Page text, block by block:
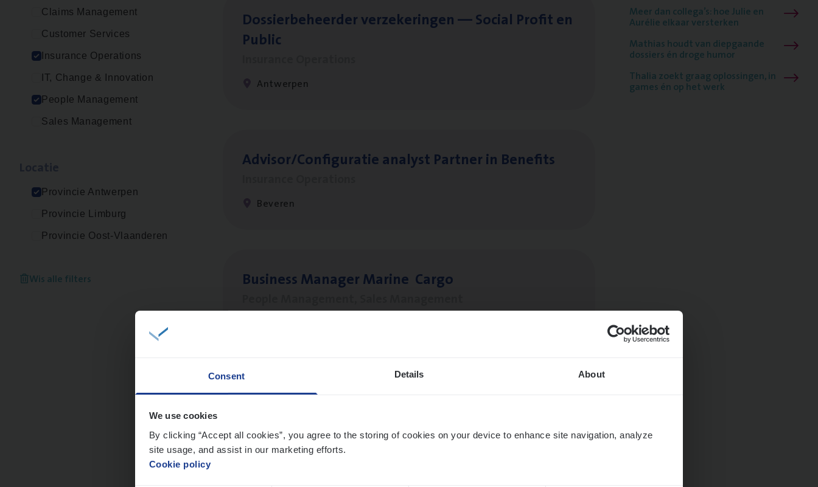
Consent Details About
We use cookies
By clicking “Accept all cookies”, you agree to the storing of cookies on your device to enhance site navigation, analyze
site usage, and assist in our marketing efforts.
Cookie policy
Claims Management
Customer Services
Insurance Operations
IT, Change & Innovation
People Management
Sales Management
Provincie Antwerpen
Provincie Limburg
Provincie Oost-Vlaanderen
Wis alle filters
Dos­sier­be­heer­der ver­ze­ke­rin­gen — Soci­al Pro­fit en
Public
Antwerpen
Advisor/​Configuratie ana­lyst Part­ner in Benefits
Beveren
Busi­ness Mana­ger Mari­ne Cargo
Client Exe­cu­ti­ve Marine
Antwerpen
Meer dan collega’s: hoe Julie en
Aurélie elkaar versterken
Mathias houdt van diepgaande
dossiers én droge humor
Thalia zoekt graag oplossingen, in
games én op het werk